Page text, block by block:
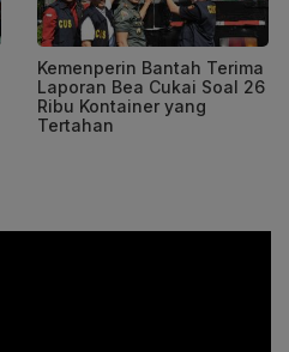
Kemenperin Bantah Terima
Laporan Bea Cukai Soal 26
Ribu Kontainer yang
Tertahan